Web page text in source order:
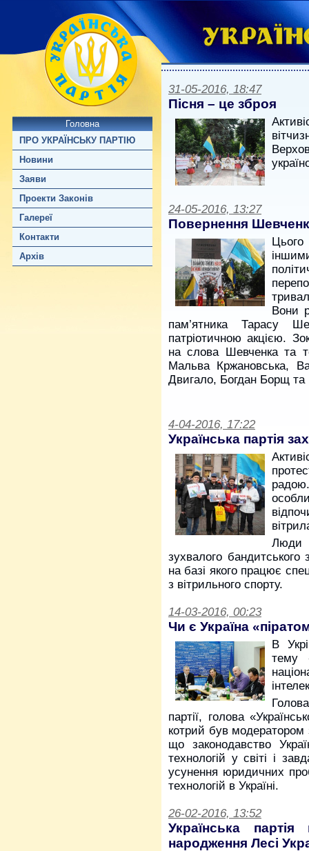
Головна
ПРО УКРАЇНСЬКУ ПАРТІЮ
Новини
Заяви
Проекти Законів
Галереї
Контакти
Архів
31-05-2016, 18:47
Пісня – це зброя
24-05-2016, 13:27
Повернення
Цього
Вони
пам’ятника Тарасу
патріотичною акцією.
на слова Шевченка та
Мальва Кржановська,
Двигало, Богдан Борщ та
4-04-2016, 17:22
Українська партія
Люди
зухвалого бандитського
на базі якого працює
з вітрильного спорту.
14-03-2016, 00:23
Чи є Україна
В
тему
партії, голова
котрий був модератором
що законодавство
технологій у світі і
усунення юридичних
технологій в Україні.
26-02-2016, 13:52
Українська
народження Лесі